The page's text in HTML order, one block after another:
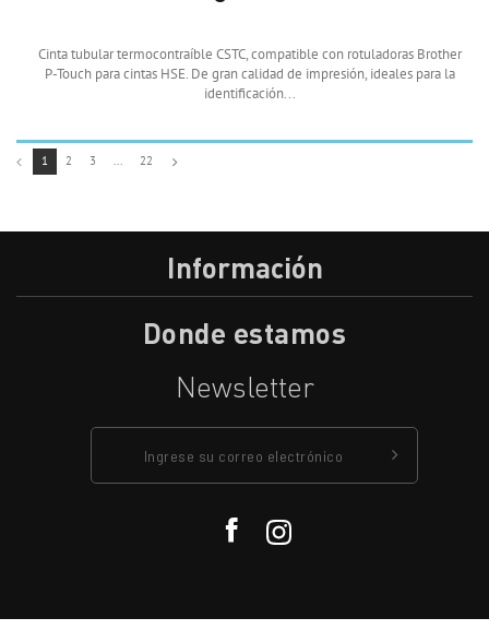
Cinta tubular termocontraíble CSTC, compatible con rotuladoras Brother
P-Touch para cintas HSE. De gran calidad de impresión, ideales para la
identificación...
1 2 3 ... 22
Información
Donde estamos
Newsletter